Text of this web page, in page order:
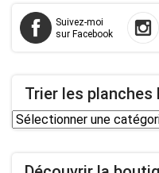
Suivez-moi
sur Facebook
Trier les planches
Trier